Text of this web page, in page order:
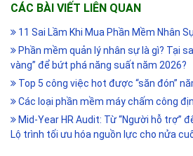
CÁC BÀI VIẾT LIÊN QUAN
11 Sai Lầm Khi Mua Phần Mềm Nhân
Phần mềm quản lý nhân sự là gì? Tại
vàng” để bứt phá năng suất năm 2026?
Top 5 công việc hot được “săn đón”
Các loại phần mềm máy chấm công
Mid-Year HR Audit: Từ “Người hỗ trợ”
Lộ trình tối ưu hóa nguồn lực cho nửa